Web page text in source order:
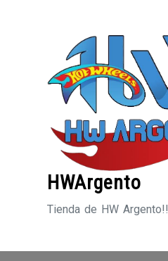
HWArgento
Tienda de HW Argento!!